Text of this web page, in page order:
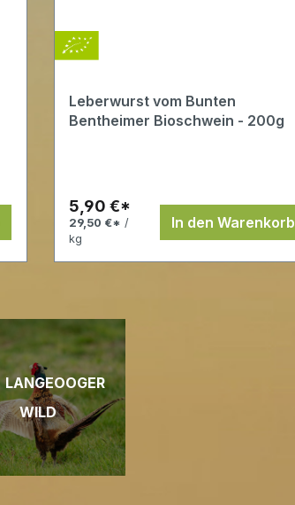
Leberwurst vom Bunten
Bentheimer Bioschwein - 200g
5,90 €*
29,50 €* /
kg
In den Warenkorb
LANGEOOGER
WILD